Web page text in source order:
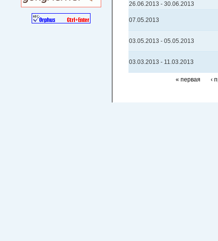
26.06.2013 - 30.06.2013
07.05.2013
03.05.2013 - 05.05.2013
03.03.2013 - 11.03.2013
« первая ‹